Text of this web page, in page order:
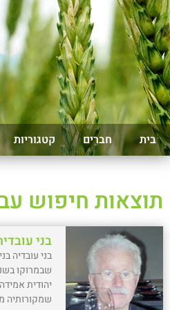
בית חברים קטגוריות
תוצאות חיפוש
בני
בני עובדיה
יהודית
שמקורותיה